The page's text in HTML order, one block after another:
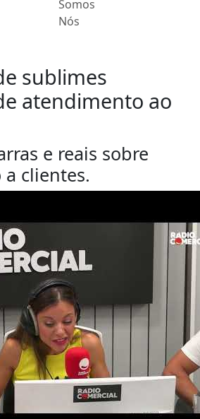
Somos
Nós
sublimes
atendimento ao
e reais sobre
clientes.